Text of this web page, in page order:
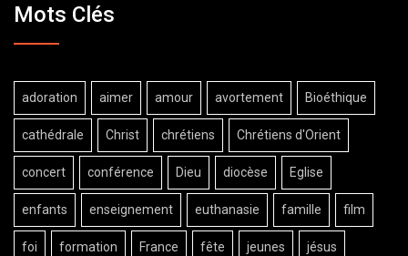
Mots Clés
adoration aimer amour avortement Bioéthique
cathédrale Christ chrétiens Chrétiens d'Orient
concert conférence Dieu diocèse Eglise
enfants enseignement euthanasie famille film
foi formation France fête jeunes jésus